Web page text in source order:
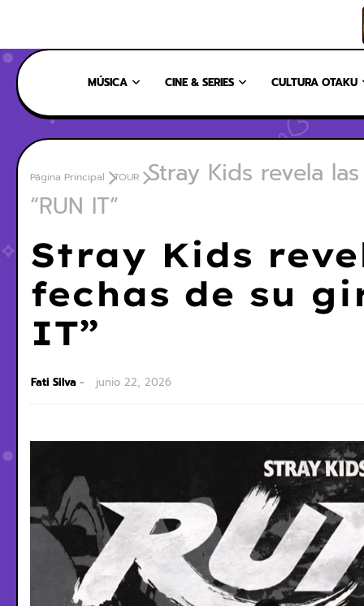
MÚSICA CINE & SERIES CULTURA OTAKU
Página Principal TOUR
Stray Kids revela
“RUN IT”
Stray Kids
fechas de su
IT”
Fati Silva junio 22, 2026